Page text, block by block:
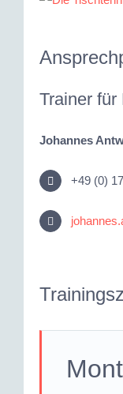
Trainer
Johannes
+49 (0)